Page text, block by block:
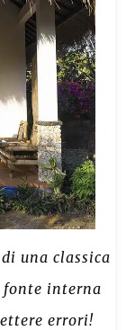
una classica
fonte interna
errori!